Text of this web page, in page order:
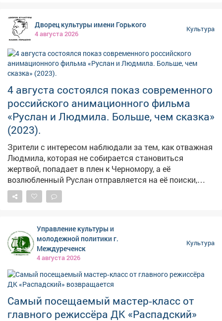
искусству и ненадолго перенестись в другие города.
🏢 Выставка находится по адресу: Советская, 44.
Дворец культуры имени Горького
4 августа 2026
Культура
4 августа состоялся показ современного
российского анимационного фильма
«Руслан и Людмила. Больше, чем сказка»
(2023).
Зрители с интересом наблюдали за тем, как отважная
Людмила, которая не собирается становиться
жертвой, попадает в плен к Черномору, а её
возлюбленный Руслан отправляется на её поиски,
сталкиваясь на своём пути с магическими
ловушками, говорящим медведем и даже попадает в
от создателей «Снежной королевы». Яркие персонажи
и динамичный сюжет не оставили равнодушными ни
детей, ни взрослых. Следите за афишами - впереди
Управление культуры и
молодежной политики г.
Междуреченск
4 августа 2026
Культура
Самый посещаемый мастер‑класс от
главного режиссёра ДК «Распадский»